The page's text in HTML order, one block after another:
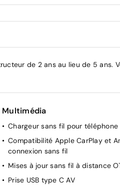
freinage
de 2 ans au lieu de 5 ans.
Multimédia
Chargeur sans fil pour
Compatibilité Apple CarPlay et
connexion sans fil
Mises à jour sans fil à distance
Prise USB type C AV